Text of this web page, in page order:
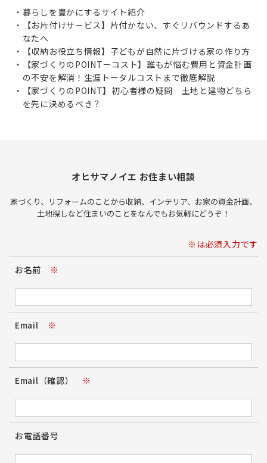
暮らしを豊かにするサイト紹介
【お片付けサービス】片付かない、すぐリバウンドするあ
なたへ
【収納お役立ち情報】子どもが自然に片づける家の作り方
【家づくりのPOINT－コスト】誰もが悩む費用と資金計画
の不安を解消！生涯トータルコストまで徹底解説
【家づくりのPOINT】初心者様の疑問 土地と建物どちら
を先に決めるべき？
オヒサマノイエ お住まい相談
家づくり、リフォームのことから収納、インテリア、お家の資金計画、
土地探しなど住まいのことをなんでもお気軽にどうぞ！
※は必須入力です
お名前 ※
Email ※
Email（確認） ※
お電話番号